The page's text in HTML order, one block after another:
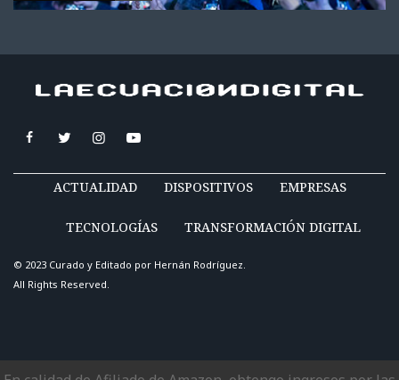
ACTUALIDAD DISPOSITIVOS EMPRESAS
TECNOLOGÍAS TRANSFORMACIÓN DIGITAL
© 2023 Curado y Editado por Hernán Rodríguez.
All Rights Reserved.